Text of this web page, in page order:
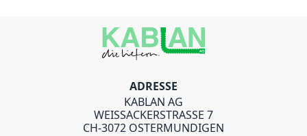
ADRESSE
KABLAN AG
WEISSACKERSTRASSE 7
CH-3072 OSTERMUNDIGEN